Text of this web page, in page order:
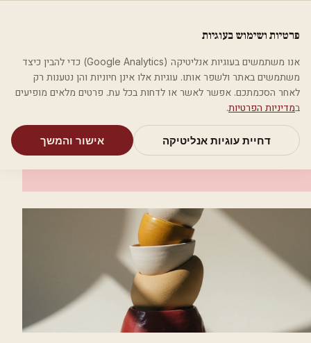
מאמריםקטגוריותחיפושאודות
בית קטגוריות רופאי עור ומין ד"ר יוז'וק שלמה
רופאי עור ומין
ד"ר יוז'וק שלמה
פרטיות ושימוש בעוגיות
אנו משתמשים בעוגיות אנליטיקה (Google Analytics) כדי להבין כיצד
משתמשים באתר ולשפר אותו. עוגיות אלו אינן חיוניות והן נטענות רק
לאחר הסכמתכם. אפשר לאשר או לדחות בכל עת. פרטים מלאים מופיעים
במדיניות הפרטיות.
דחיית עוגיות אנליטיקה אישור והמשך